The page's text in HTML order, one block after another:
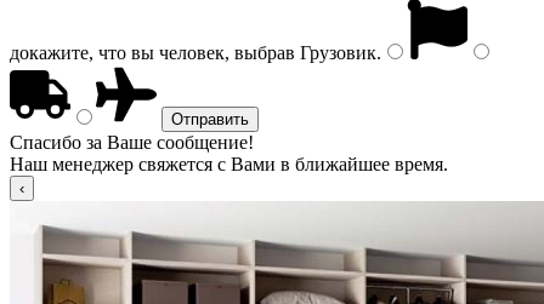
докажите, что вы человек, выбрав Грузовик.
Спасибо за Ваше сообщение!
Наш менеджер свяжется с Вами в ближайшее время.